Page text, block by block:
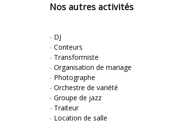
Nos autres activités
- DJ
- Conteurs
- Transformiste
- Organisation de mariage
- Photographe
- Orchestre de variété
- Groupe de jazz
- Traiteur
- Location de salle